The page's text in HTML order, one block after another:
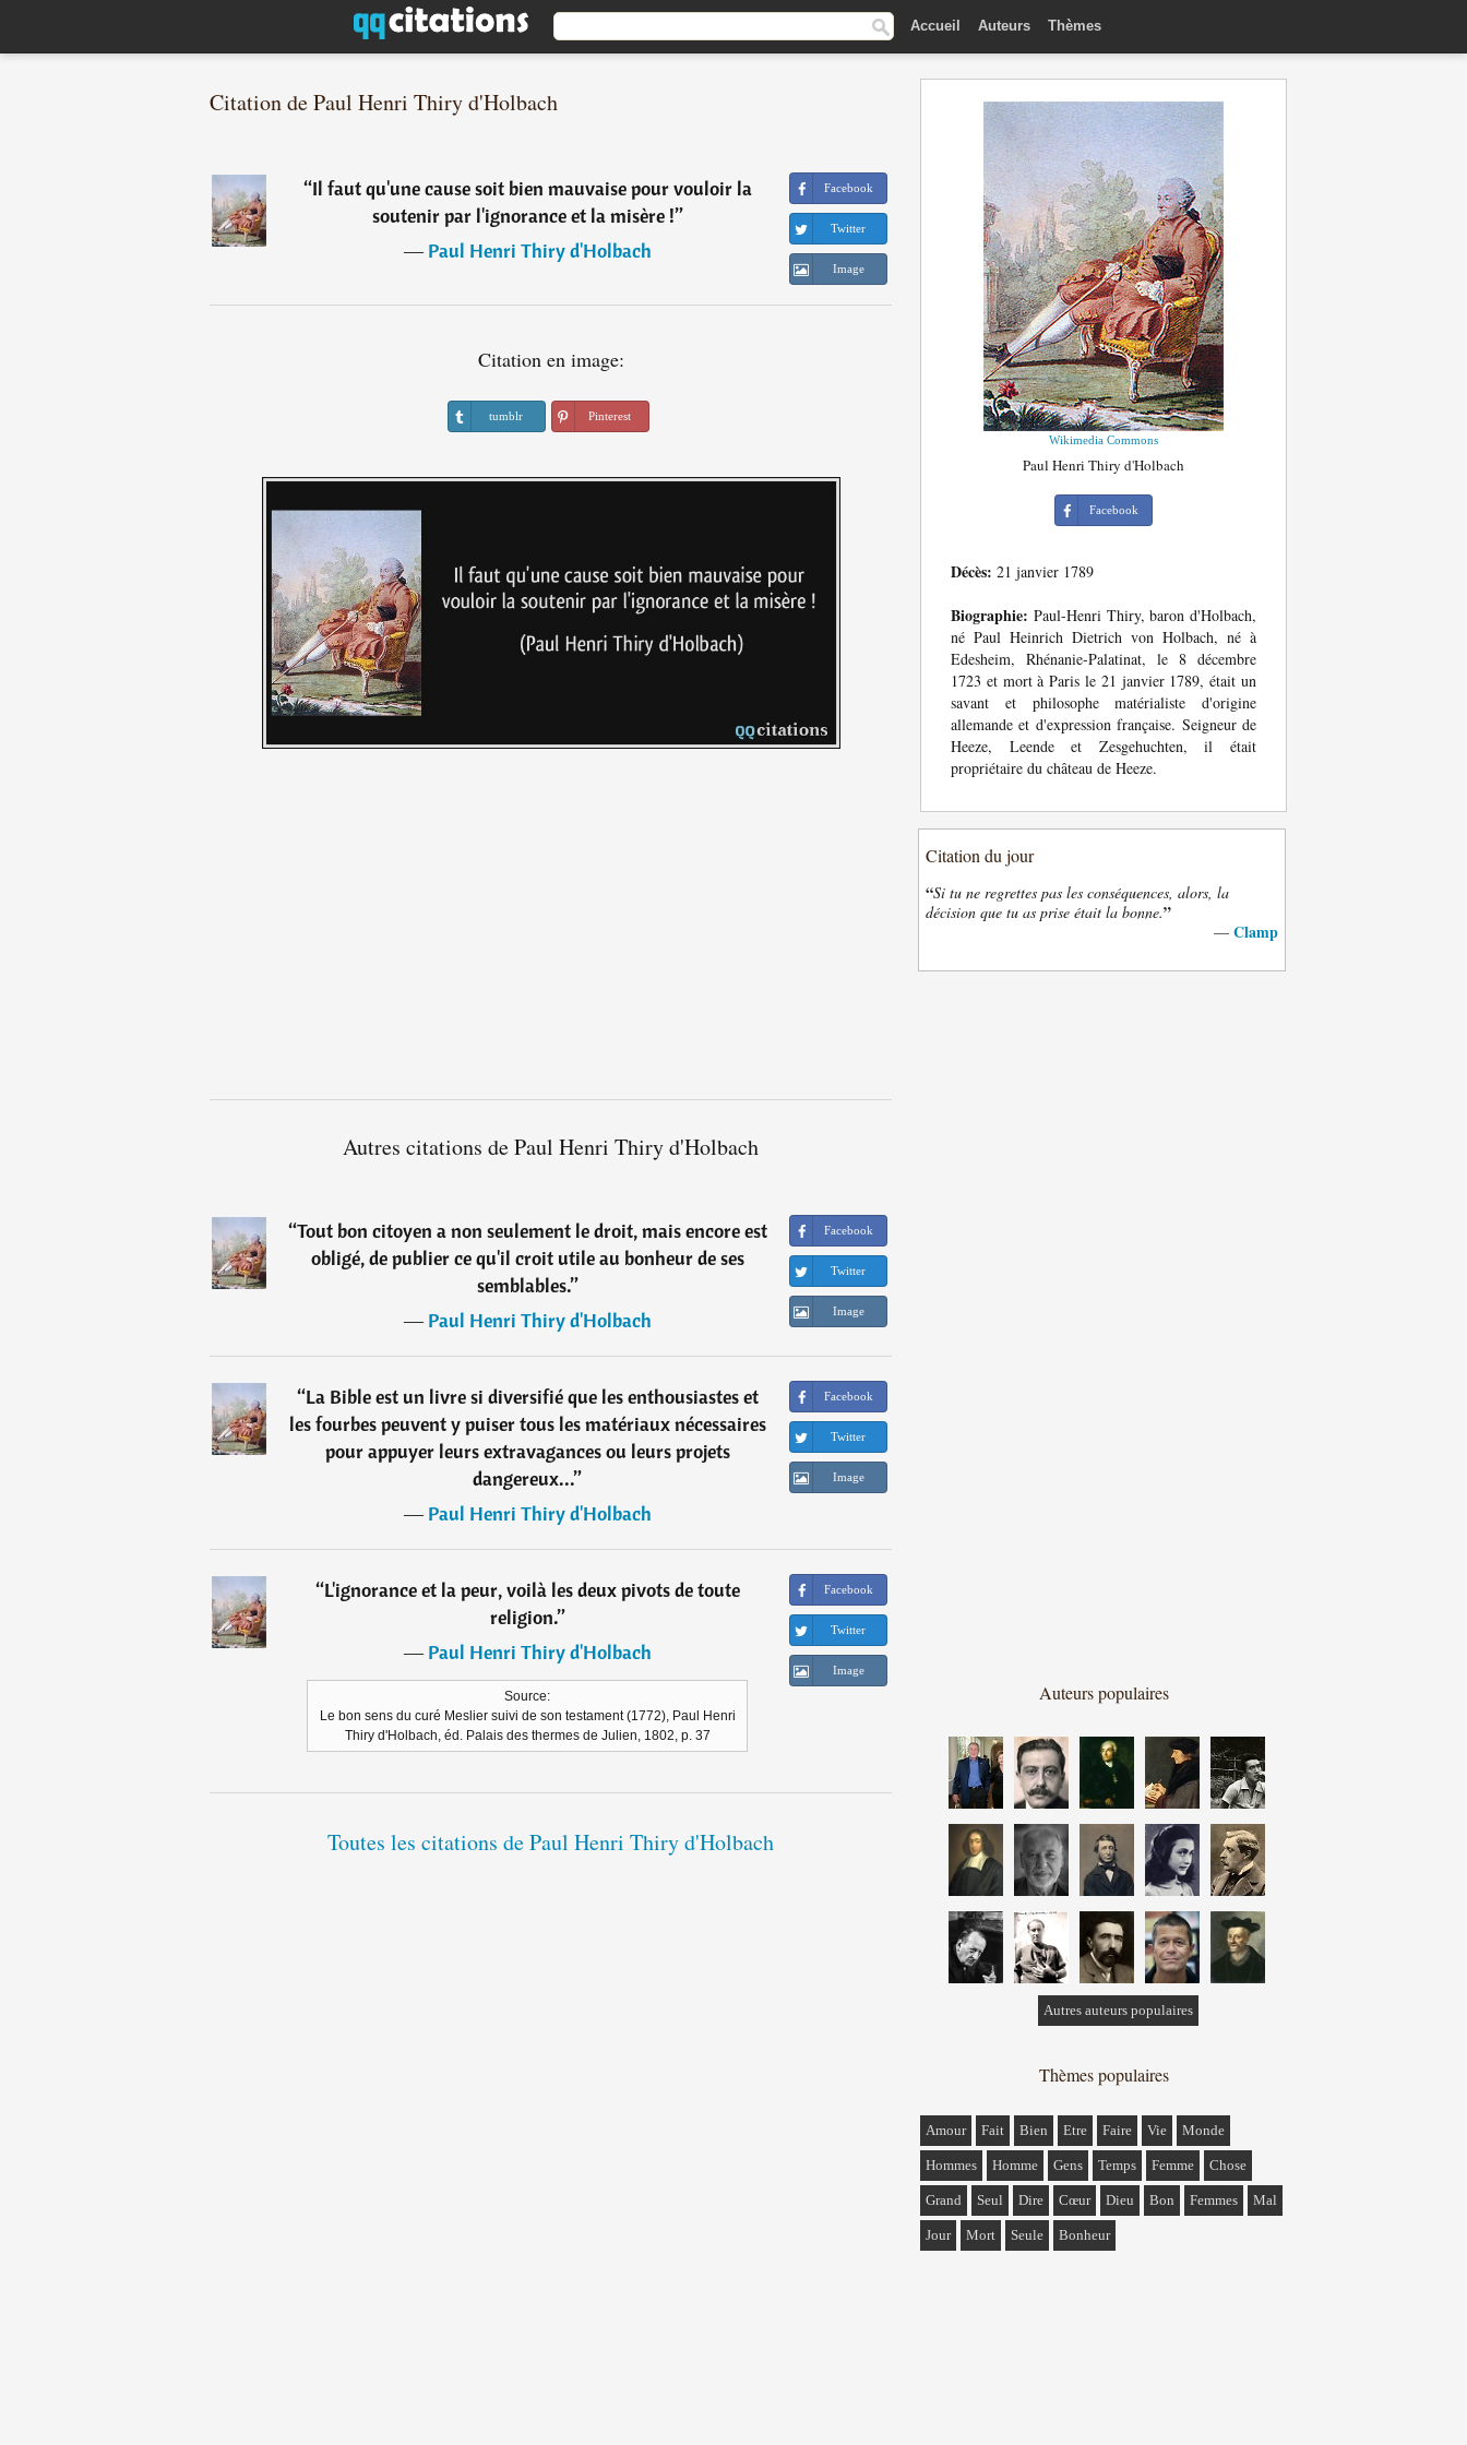
Accueil Auteurs Thèmes
Citation de Paul Henri Thiry d'Holbach
“Il faut qu'une cause soit bien mauvaise pour vouloir la
soutenir par l'ignorance et la misère !”
―Paul Henri Thiry d'Holbach
Facebook
Twitter
Image
Citation en image:
tumblr Pinterest
Autres citations de Paul Henri Thiry d'Holbach
“Tout bon citoyen a non seulement le droit, mais encore est
obligé, de publier ce qu'il croit utile au bonheur de ses
semblables.”
―Paul Henri Thiry d'Holbach
Facebook
Twitter
Image
“La Bible est un livre si diversifié que les enthousiastes et
les fourbes peuvent y puiser tous les matériaux nécessaires
pour appuyer leurs extravagances ou leurs projets
dangereux...”
―Paul Henri Thiry d'Holbach
Facebook
Twitter
Image
“L'ignorance et la peur, voilà les deux pivots de toute
religion.”
―Paul Henri Thiry d'Holbach
Source:
Le bon sens du curé Meslier suivi de son testament (1772), Paul Henri
Thiry d'Holbach, éd. Palais des thermes de Julien, 1802, p. 37
Facebook
Twitter
Image
Toutes les citations de Paul Henri Thiry d'Holbach
Wikimedia Commons
Paul Henri Thiry d'Holbach
Facebook
Décès: 21 janvier 1789
Biographie: Paul-Henri Thiry, baron d'Holbach,
né Paul Heinrich Dietrich von Holbach, né à
Edesheim, Rhénanie-Palatinat, le 8 décembre
1723 et mort à Paris le 21 janvier 1789, était un
savant et philosophe matérialiste d'origine
allemande et d'expression française. Seigneur de
Heeze, Leende et Zesgehuchten, il était
propriétaire du château de Heeze.
Citation du jour
“Si tu ne regrettes pas les conséquences, alors, la
décision que tu as prise était la bonne.”
— Clamp
Auteurs populaires
Autres auteurs populaires
Thèmes populaires
Amour Fait Bien Etre Faire Vie Monde
Hommes Homme Gens Temps Femme Chose
Grand Seul Dire Cœur Dieu Bon Femmes Mal
Jour Mort Seule Bonheur